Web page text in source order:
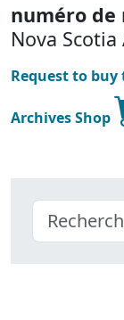
numéro de
Nova
Request to
Archives Shop